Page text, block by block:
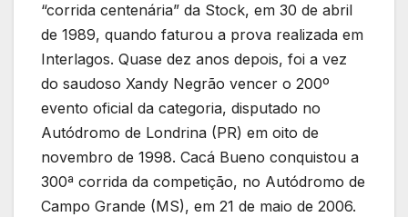
“corrida centenária” da Stock, em 30 de abril
de 1989, quando faturou a prova realizada em
Interlagos. Quase dez anos depois, foi a vez
do saudoso Xandy Negrão vencer o 200º
evento oficial da categoria, disputado no
Autódromo de Londrina (PR) em oito de
novembro de 1998. Cacá Bueno conquistou a
300ª corrida da competição, no Autódromo de
Campo Grande (MS), em 21 de maio de 2006.